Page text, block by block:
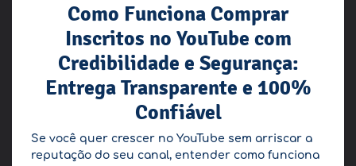
Como Funciona Comprar
Inscritos no YouTube com
Credibilidade e Segurança:
Entrega Transparente e 100%
Confiável
Se você quer crescer no YouTube sem arriscar a
reputação do seu canal, entender como funciona